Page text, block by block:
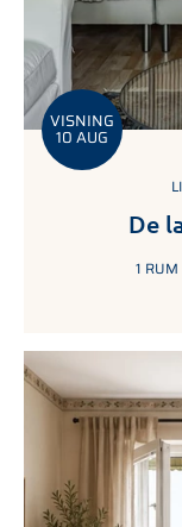
De
1 RUM
VISNING
10 AUG